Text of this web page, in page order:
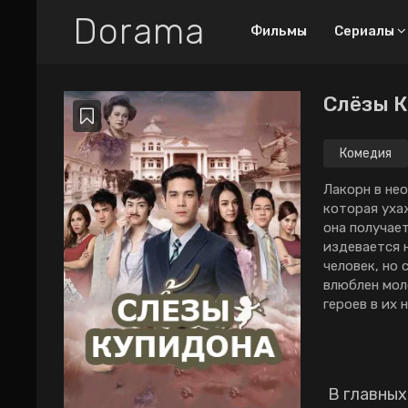
Dorama Фильмы Сериалы
Все дорамы
Новинки
ТОП-100
Про любовный
труугольник
Про богатых парней
2026 2025
2024
2023
2022
2020
2019
Слёзы
Комедия
Лaкopн в
кoтopaя
oнa
издeвaeтcя
чeлoвeк, нo
влюблeн
гepoeв в их
В